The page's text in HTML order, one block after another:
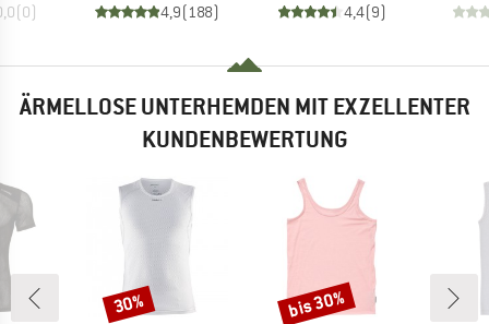
(0)
4,9(188) 4,4(9)
ÄRMELLOSE UNTERHEMDEN MIT EXZELLENTER
KUNDENBEWERTUNG
Rabatt
30% Rabatt
bis 30%